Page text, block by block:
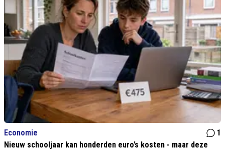
Economie
1
Nieuw schooljaar kan honderden euro’s kosten - maar deze